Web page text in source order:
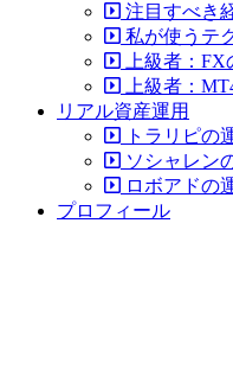
注目すべき
私が使うテ
上級者：FX
上級者：
リアル資産運用
トラリピの
ソシャレン
ロボアドの
プロフィール